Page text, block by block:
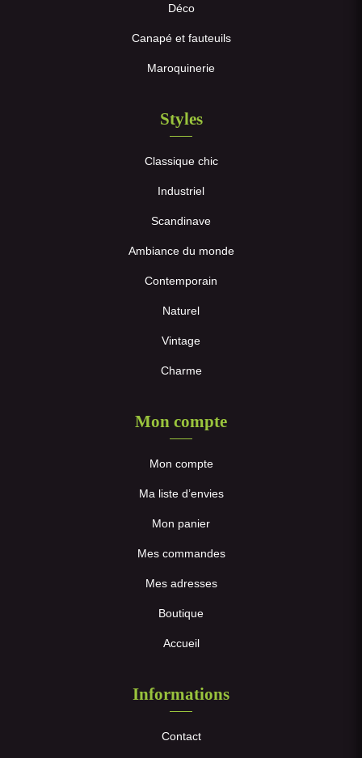
Déco
Canapé et fauteuils
Maroquinerie
Styles
Classique chic
Industriel
Scandinave
Ambiance du monde
Contemporain
Naturel
Vintage
Charme
Mon compte
Mon compte
Ma liste d’envies
Mon panier
Mes commandes
Mes adresses
Boutique
Accueil
Informations
Contact